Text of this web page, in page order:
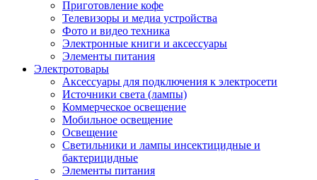
Приготовление кофе
Телевизоры и медиа устройства
Фото и видео техника
Электронные книги и аксессуары
Элементы питания
Электротовары
Аксессуары для подключения к электросети
Источники света (лампы)
Коммерческое освещение
Мобильное освещение
Освещение
Светильники и лампы инсектицидные и
бактерицидные
Элементы питания